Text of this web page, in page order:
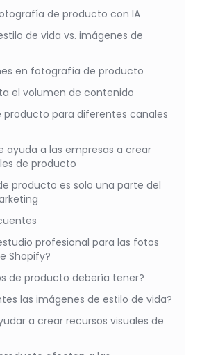
de producto con IA
de vida vs. imágenes de
en fotografía de producto
el volumen de contenido
producto para diferentes canales
ayuda a las empresas a crear
de producto
producto es solo una parte del
profesional para las fotos
Shopify?
de producto debería tener?
las imágenes de estilo de vida?
a crear recursos visuales de